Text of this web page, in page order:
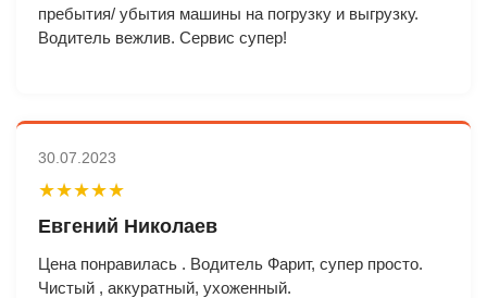
пребытия/ убытия машины на погрузку и выгрузку.
Водитель вежлив. Сервис супер!
30.07.2023
★★★★★
Евгений Николаев
Цена понравилась . Водитель Фарит, супер просто.
Чистый , аккуратный, ухоженный.